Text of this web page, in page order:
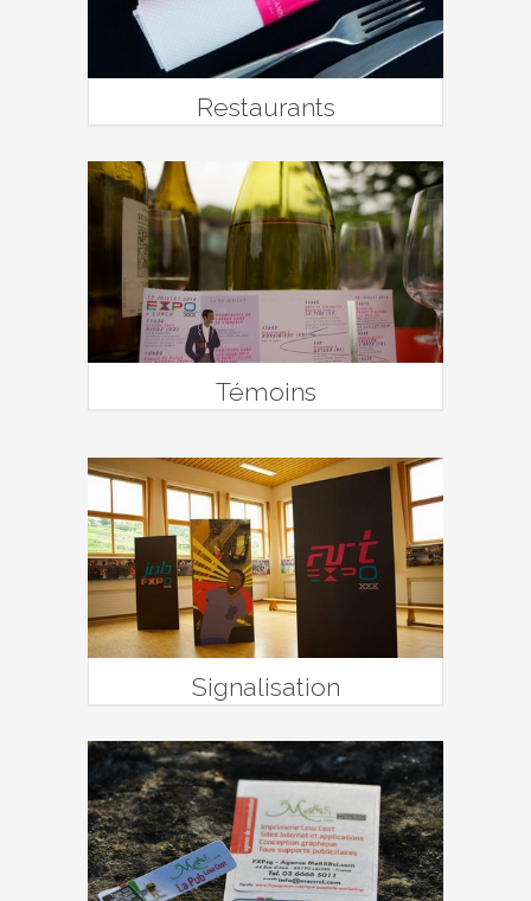
Restaurants
Témoins
Signalisation